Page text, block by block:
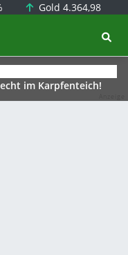
Gold 4.364,98
im Karpfenteich!